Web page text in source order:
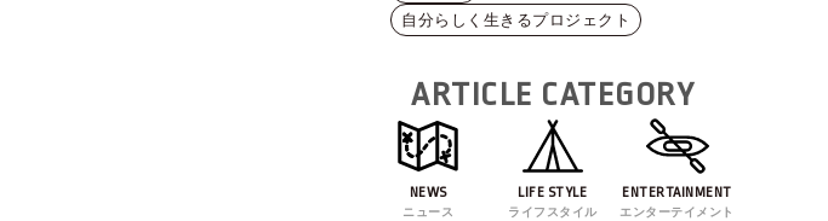
自分らしく生きるプロジェクト
ARTICLE CATEGORY
NEWS
ニュース
LIFE STYLE
ライフスタイル
ENTERTAINMENT
エンターテイメント